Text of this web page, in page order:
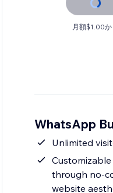
月額$1.00か
WhatsApp
Unlimited
through no-
website